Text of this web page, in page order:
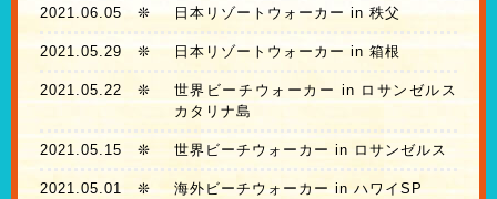
2021.06.05 ❊ 日本リゾートウォーカー in 秩父
2021.05.29 ❊ 日本リゾートウォーカー in 箱根
2021.05.22 ❊
世界ビーチウォーカー in ロサンゼルス
カタリナ島
2021.05.15 ❊ 世界ビーチウォーカー in ロサンゼルス
2021.05.01❊ 海外ビーチウォーカー in ハワイSP